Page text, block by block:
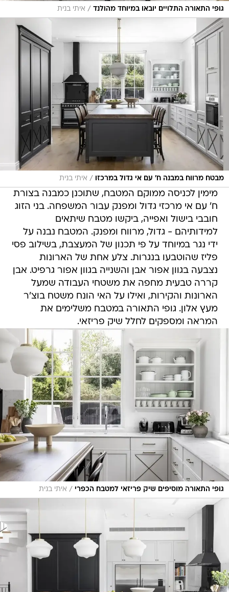
גופי התאורה התלויים יובאו במיוחד מהולנד / איתי בנית
מבטח מרווח במבנה ח' עם אי גדול במרכזו / איתי בנית
מימין לכניסה ממוקם המטבח, שתוכנן כמבנה בצורת
ח' עם אי מרכזי גדול ומפנק עבור המשפחה. בני הזוג
חובבי בישול ואפייה, ביקשו מטבח שיתאים
למידותיהם - גדול, מרווח ומפנק. המטבח נבנה על
ידי נגר במיוחד על פי תכנון של המעצבת, בשילוב פסי
פליז שהוטבעו בנגרות. צלע אחת של הארונות
נצבעה בגוון אפור אבן והשנייה בגוון אפור גרפיט. אבן
קררה טבעית מחפה את משטחי העבודה שמעל
הארונות והקירות, ואילו על האי הונח משטח בוצ'ר
מעץ אלון. גופי התאורה במטבח משלימים את
המראה ומספקים לחלל שיק פריזאי.
גופי התאורה מוסיפים שיק פריזאי למטבח הכפרי / איתי בנית